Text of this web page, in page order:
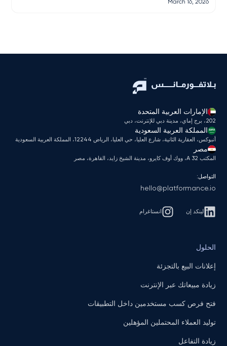
الإمارات العربية المتحدة
202، برج إماي، مدينة دبي للإنترنت، دبي
المملكة العربية السعودية
أنبوكس، العقارية الثانية، شارع العليا، حي العليا، الرياض 12244، المملكة العربية السعودية
مصر
المكتب A 32، ووك أوف كايرو، مدينة الشيخ زايد، القاهرة، مصر
التواصل:
hello@platformance.io
لينكد إن انستاغرام
الحلول
إعلانات البيع بالتجزئة
زيادة مبيعاتك عبر الإنترنت
فتح فرص كسب مستخدمين داخل التطبيقات
توليد العملاء المحتملين المؤهلين
زيادة التفاعل